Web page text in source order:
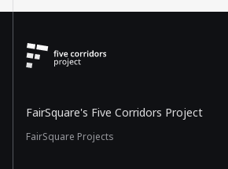
FairSquare's Five Corridors Project
FairSquare Projects